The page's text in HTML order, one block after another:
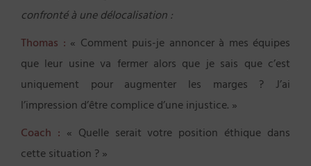
confronté à une délocalisation :
Thomas : « Comment puis-je annoncer à mes équipes
que leur usine va fermer alors que je sais que c’est
uniquement pour augmenter les marges ? J’ai
l’impression d’être complice d’une injustice. »
Coach : « Quelle serait votre position éthique dans
cette situation ? »